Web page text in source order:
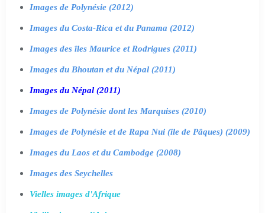
Images de Polynésie (2012)
Images du Costa-Rica et du Panama (2012)
Images des îles Maurice et Rodrigues (2011)
Images du Bhoutan et du Népal (2011)
Images du Népal (2011)
Images de Polynésie dont les Marquises (2010)
Images de Polynésie et de Rapa Nui (île de Pâques) (2009)
Images du Laos et du Cambodge (2008)
Images des Seychelles
Vielles images d'Afrique